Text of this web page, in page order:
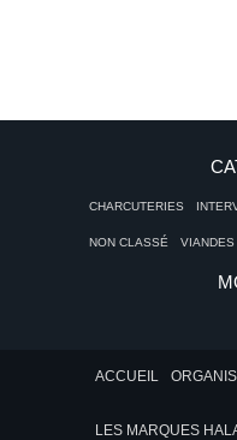
CHARCUTERIES
NON CLASSÉ VIANDES
ACCUEIL
LES MARQUES